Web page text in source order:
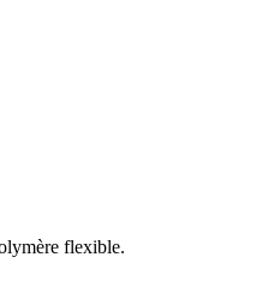
flexible.